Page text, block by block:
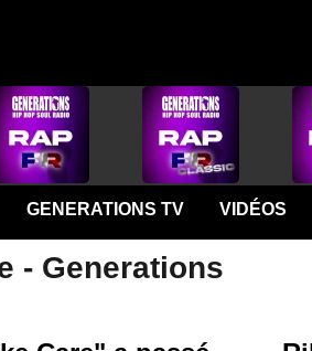
GENERATIONS TV VIDÉOS
- Generations